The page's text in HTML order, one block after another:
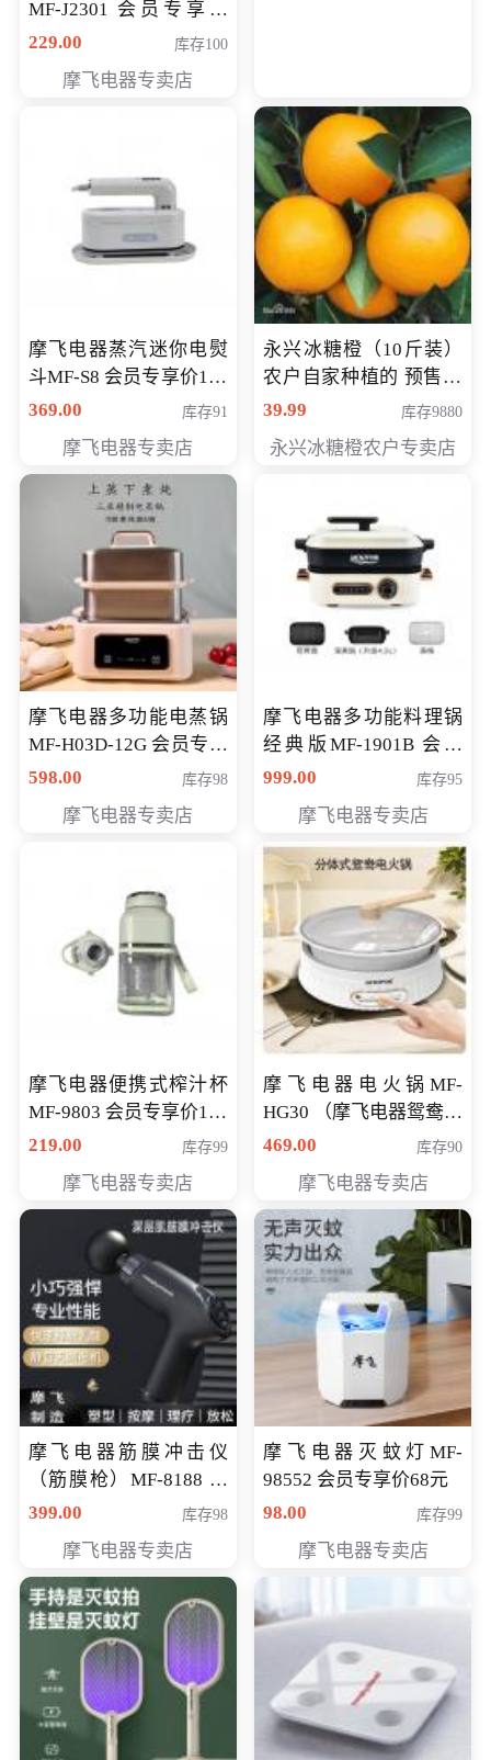
MF-J2301 会员专享价
168元
229.00 库存100
摩飞电器专卖店
摩飞电器蒸汽迷你电熨
斗MF-S8 会员专享价168
元
369.00 库存91
摩飞电器专卖店
永兴冰糖橙（10斤装）
农户自家种植的 预售10
万斤 会员包邮专享价
39.99 库存9880
永兴冰糖橙农户专卖店
摩飞电器多功能电蒸锅
MF-H03D-12G 会员专享
价398元
598.00 库存98
摩飞电器专卖店
摩飞电器多功能料理锅
经典版MF-1901B 会员
专享价399元
999.00 库存95
摩飞电器专卖店
摩飞电器便携式榨汁杯
MF-9803 会员专享价138
元
219.00 库存99
摩飞电器专卖店
摩飞电器电火锅MF-
HG30 （摩飞电器鸳鸯锅
MF-HG30 ） 会员专享价
469.00 库存90
摩飞电器专卖店
摩飞电器筋膜冲击仪
（筋膜枪）MF-8188 会
员专享价268元
399.00 库存98
摩飞电器专卖店
摩飞电器灭蚊灯MF-
98552 会员专享价68元
98.00
库存99
摩飞电器专卖店